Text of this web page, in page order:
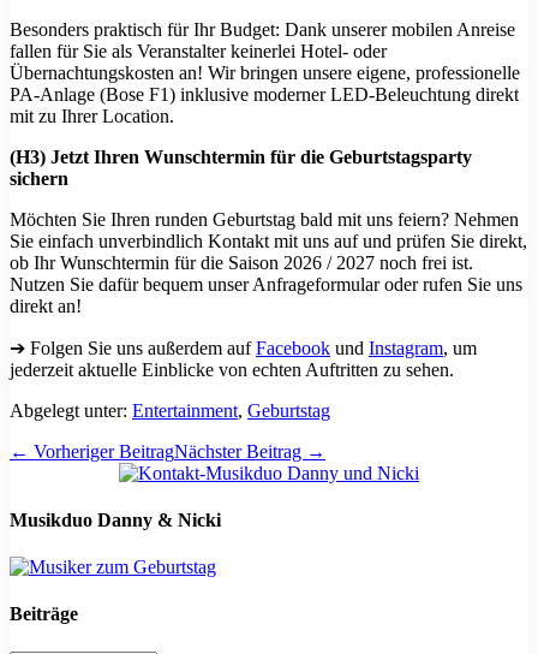
Besonders praktisch für Ihr Budget: Dank unserer mobilen Anreise
fallen für Sie als Veranstalter keinerlei Hotel- oder
Übernachtungskosten an! Wir bringen unsere eigene, professionelle
PA-Anlage (Bose F1) inklusive moderner LED-Beleuchtung direkt
mit zu Ihrer Location.
(H3) Jetzt Ihren Wunschtermin für die Geburtstagsparty
sichern
Möchten Sie Ihren runden Geburtstag bald mit uns feiern? Nehmen
Sie einfach unverbindlich Kontakt mit uns auf und prüfen Sie direkt,
ob Ihr Wunschtermin für die Saison 2026 / 2027 noch frei ist.
Nutzen Sie dafür bequem unser Anfrageformular oder rufen Sie uns
direkt an!
➔ Folgen Sie uns außerdem aufFacebook und Instagram, um
jederzeit aktuelle Einblicke von echten Auftritten zu sehen.
Abgelegt unter: Entertainment, Geburtstag
Beitragsnavigation
← Vorheriger BeitragNächster Beitrag →
Musikduo Danny & Nicki
Beiträge